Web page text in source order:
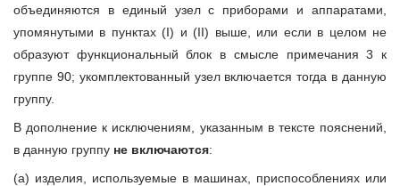
объединяются в единый узел с приборами и аппаратами,
упомянутыми в пунктах (I) и (II) выше, или если в целом не
образуют функциональный блок в смысле примечания 3 к
группе 90; укомплектованный узел включается тогда в данную
группу.
В дополнение к исключениям, указанным в тексте пояснений,
в данную группу не включаются:
(а) изделия, используемые в машинах, приспособлениях или